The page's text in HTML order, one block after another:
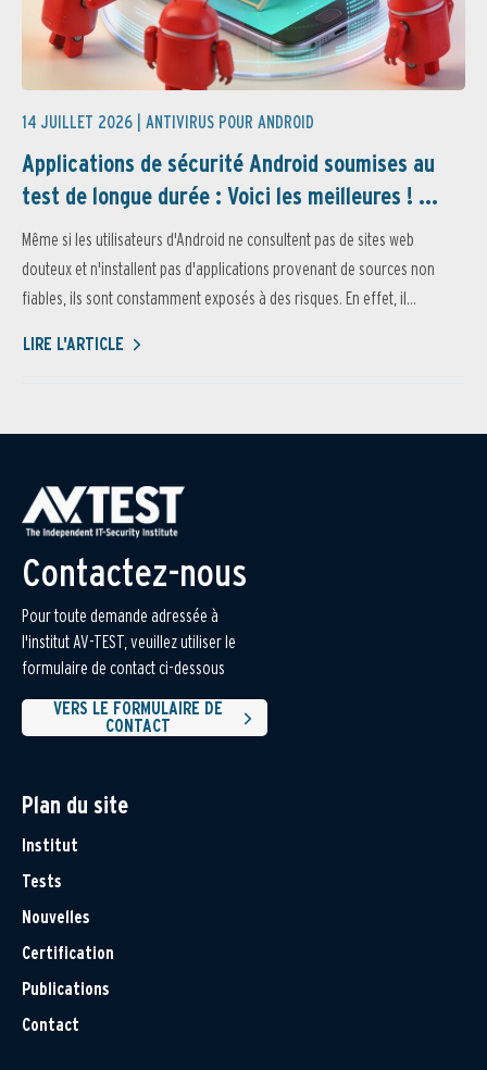
14 JUILLET 2026 | ANTIVIRUS POUR ANDROID
Applications de sécurité Android soumises au
test de longue durée : Voici les meilleures ! ...
Même si les utilisateurs d'Android ne consultent pas de sites web
douteux et n'installent pas d'applications provenant de sources non
fiables, ils sont constamment exposés à des risques. En effet, il...
LIRE L'ARTICLE
Contactez-nous
Pour toute demande adressée à
l'institut AV-TEST, veuillez utiliser le
formulaire de contact ci-dessous
VERS LE FORMULAIRE DE
CONTACT
Plan du site
Institut
Tests
Nouvelles
Certification
Publications
Contact